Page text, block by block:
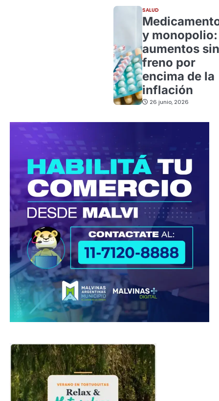
SALUD
y monopolio:
aumentos sin
freno por
encima de la
inflación
26 junio, 2026